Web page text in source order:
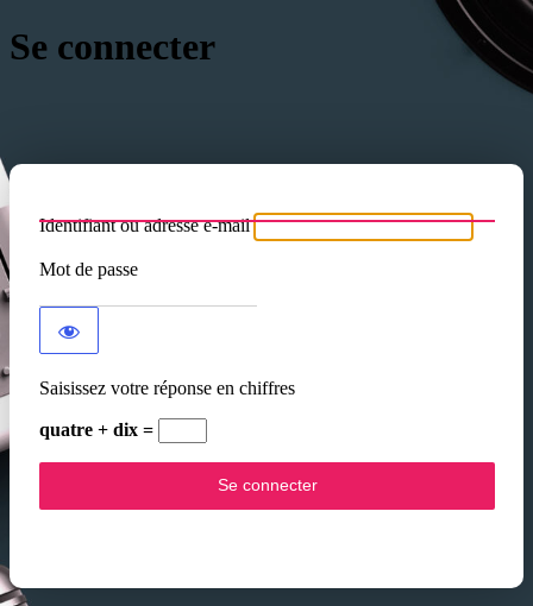
Se connecter
Identifiant ou adresse e-mail
Mot de passe
Saisissez votre réponse en chiffres
quatre + dix =